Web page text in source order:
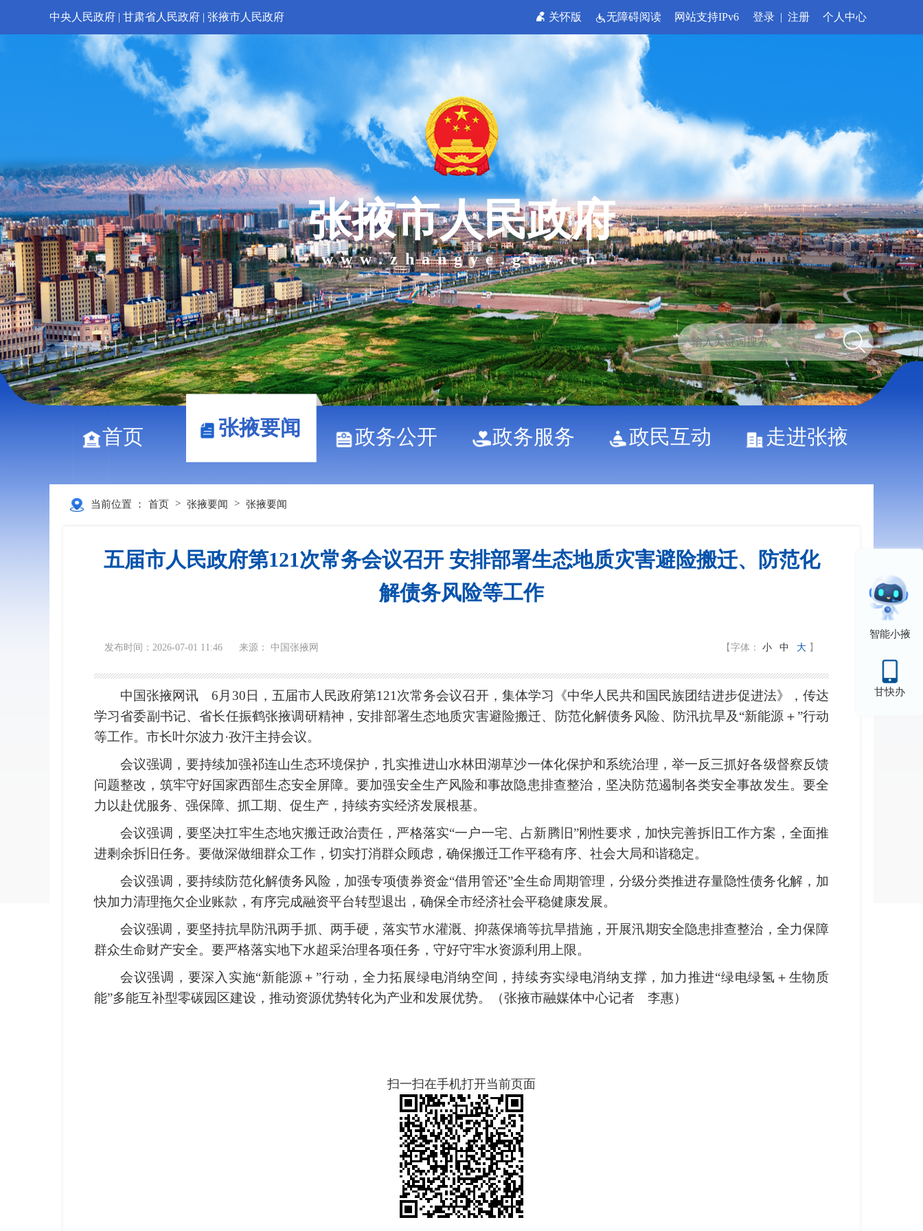
中央人民政府 | 甘肃省人民政府 | 张掖市人民政府 关怀版 无障碍阅读 网站支持IPv6 登录 | 注册 个人中心
张掖市人民政府
www.zhangye.gov.cn
首页 张掖要闻 政务公开 政务服务 政民互动 走进张掖
智能小掖
甘快办
当前位置 ： 首页 > 张掖要闻 > 张掖要闻
五届市人民政府第121次常务会议召开 安排部署生态地质灾害避险搬迁、防范化
解债务风险等工作
发布时间：2026-07-01 11:46 来源： 中国张掖网 【字体： 小 中 大 】
中国张掖网讯 6月30日，五届市人民政府第121次常务会议召开，集体学习《中华人民共和国民族团结进步促进法》，传达
学习省委副书记、省长任振鹤张掖调研精神，安排部署生态地质灾害避险搬迁、防范化解债务风险、防汛抗旱及“新能源＋”行动
等工作。市长叶尔波力·孜汗主持会议。
会议强调，要持续加强祁连山生态环境保护，扎实推进山水林田湖草沙一体化保护和系统治理，举一反三抓好各级督察反馈
问题整改，筑牢守好国家西部生态安全屏障。要加强安全生产风险和事故隐患排查整治，坚决防范遏制各类安全事故发生。要全
力以赴优服务、强保障、抓工期、促生产，持续夯实经济发展根基。
会议强调，要坚决扛牢生态地灾搬迁政治责任，严格落实“一户一宅、占新腾旧”刚性要求，加快完善拆旧工作方案，全面推
进剩余拆旧任务。要做深做细群众工作，切实打消群众顾虑，确保搬迁工作平稳有序、社会大局和谐稳定。
会议强调，要持续防范化解债务风险，加强专项债券资金“借用管还”全生命周期管理，分级分类推进存量隐性债务化解，加
快加力清理拖欠企业账款，有序完成融资平台转型退出，确保全市经济社会平稳健康发展。
会议强调，要坚持抗旱防汛两手抓、两手硬，落实节水灌溉、抑蒸保墒等抗旱措施，开展汛期安全隐患排查整治，全力保障
群众生命财产安全。要严格落实地下水超采治理各项任务，守好守牢水资源利用上限。
会议强调，要深入实施“新能源＋”行动，全力拓展绿电消纳空间，持续夯实绿电消纳支撑，加力推进“绿电绿氢＋生物质
能”多能互补型零碳园区建设，推动资源优势转化为产业和发展优势。
（张掖市融媒体中心记者 李惠）
扫一扫在手机打开当前页面